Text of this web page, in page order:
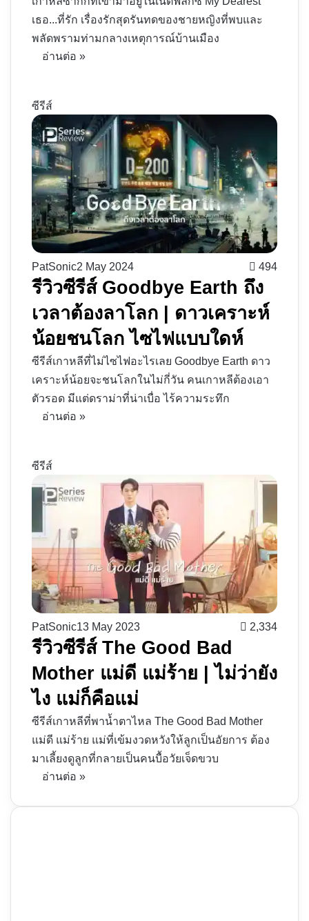
เธอ...ที่รัก เรื่องรักสุดรันทดของชายหญิงที่พบและ
พลัดพรามท่ามกลางเหตุการณ์บ้านเมือง
อ่านต่อ »
ซีรีส์
PatSonic2 May 2024 494
รีวิวซีรีส์ Goodbye Earth ถึง
เวลาต้องลาโลก | ดาวเคราะห์
น้อยชนโลก ไซไฟแบบใดห์
ซีรีส์เกาหลีที่ไม่ไซไฟอะไรเลย Goodbye Earth ดาว
เคราะห์น้อยจะชนโลกในไม่กี่วัน คนเกาหลีต้องเอา
ตัวรอด มีแต่ดราม่าที่น่าเบื่อ ไร้ความระทึก
อ่านต่อ »
ซีรีส์
PatSonic13 May 2023 2,334
รีวิวซีรีส์ The Good Bad
Mother แม่ดี แม่ร้าย | ไม่ว่ายัง
ไง แม่ก็คือแม่
ซีรีส์เกาหลีที่พาน้ำตาไหล The Good Bad Mother
แม่ดี แม่ร้าย แม่ที่เข้มงวดหวังให้ลูกเป็นอัยการ ต้อง
มาเลี้ยงดูลูกที่กลายเป็นคนบื้อวัยเจ็ดขวบ
อ่านต่อ »